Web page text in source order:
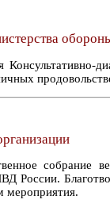
собрание
России.
мероприятия.